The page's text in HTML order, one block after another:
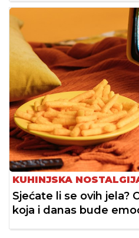
KUHINJSKA
Sjećate li se ovih jela?
koja i danas bude